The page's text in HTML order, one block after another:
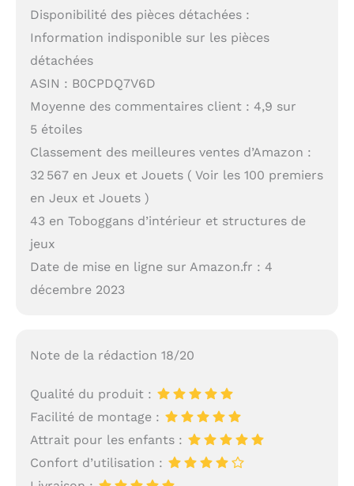
Disponibilité des pièces détachées :
Information indisponible sur les pièces
détachées
ASIN : B0CPDQ7V6D
Moyenne des commentaires client : 4,9 sur
5 étoiles
Classement des meilleures ventes d’Amazon :
32 567 en Jeux et Jouets ( Voir les 100 premiers
en Jeux et Jouets )
43 en Toboggans d’intérieur et structures de
jeux
Date de mise en ligne sur Amazon.fr : 4
décembre 2023
Note de la rédaction 18/20
Qualité du produit :
Facilité de montage :
Attrait pour les enfants :
Confort d’utilisation :